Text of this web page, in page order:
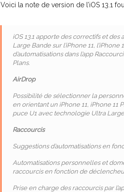
Voici la note de version de l’iOS 13.1
iOS 13.1 apporte des correctifs et
Large Bande sur l’iPhone 11, l’iPhone
d’automatisations dans l’app
Plans.
AirDrop
Possibilité de sélectionner la
en orientant un iPhone 11, iPhone 11
puce U1 avec technologie Ultra
Raccourcis
Suggestions d’automatisations en
Automatisations personnelles et
raccourcis en fonction de
Prise en charge des raccourcis par